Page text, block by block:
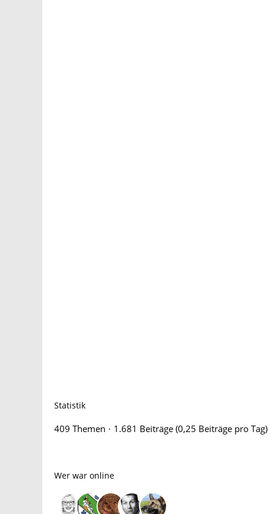
Statistik
409 Themen 1.681 Beiträge (0,25 Beiträge pro Tag)
Wer war online